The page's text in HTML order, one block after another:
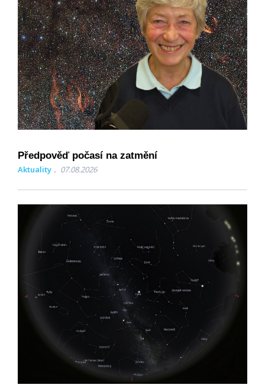
Předpověď počasí na zatmění
Aktuality 07.08.2026